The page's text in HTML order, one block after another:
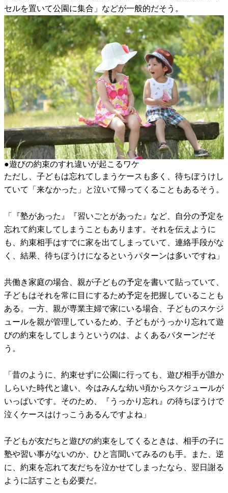
セルを置いて公園に集合」などが一般的だそう。
●遊びの約束のすれ違いが起こるワケ
ただし、子どもは忘れてしまうケースも多く、待ちぼうけし
ていて「来なかった」と泣いて帰ってくることもあるそう。
「『塾があった』『習いごとがあった』など、自分の予定を
忘れて約束してしまうこともあります。それを伝えように
も、約束相手はすでに家を出てしまっていて、連絡手段がな
く、結果、待ちぼうけになるというパターンは多いですね」
共働き家庭の場合、親が子どもの予定を書いて貼っていて、
子どもはそれを常に目にするため予定を把握していることも
ある。一方、親が専業主婦で家にいる場合、子どものスケジ
ュールを親が管理しているため、子どもがうっかり忘れて遊
びの約束をしてしまうというのは、よくあるパターンだそ
う。
「昔のように、約束せずに公園に行っても、遊び相手が誰か
しらいた時代と違い、今はみんな幼い頃からスケジュールが
いっぱいです。そのため、『うっかり忘れ』の待ちぼうけで
泣くケースはけっこうあるんですよね」
子どもが友だちと遊びの約束をしてくるときは、相手の子に
塾や習い事がないのか、ひと言聞いてみるのも手。また、逆
に、約束を忘れて友だちを泣かせてしまったなら、翌日謝る
ように話すことも必要だ。